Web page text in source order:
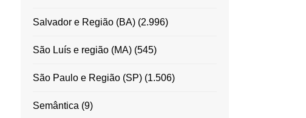
Salvador e Região (BA)(2.996)
São Luís e região (MA)(545)
São Paulo e Região (SP)(1.506)
Semântica (9)